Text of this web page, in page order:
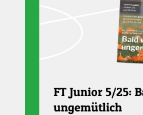
FT Junior 5/25:
ungemütlich